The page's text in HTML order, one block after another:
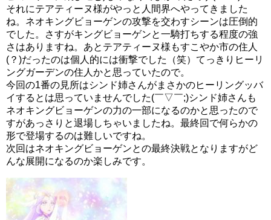
それにテアティーヌ様がやっと人間界へやってきました
ね。ネオキングビョーゲンの攻撃を交わすシーンは圧倒的
でした。さすがキングビョーゲンと一騎打ちする程度の強
さはありますね。あとテアティーヌ様もすこやか市の住人
(？)だったのは個人的には衝撃でした（笑）てっきりヒーリ
ングガーデンの住人かと思っていたので。
今回の1番の見所はシンド姉さんがまさかのヒーリングッバ
イするとは思っていませんでした(￣▽￣;)シンド姉さんも
ネオキングビョーゲンの力の一部になるのかと思ったので
すがあっさりと退場しちゃいましたね。最終回で何らかの
形で登場するのは難しいですね。
次回はネオキングビョーゲンとの最終決戦となりますがど
んな展開になるのか楽しみです。